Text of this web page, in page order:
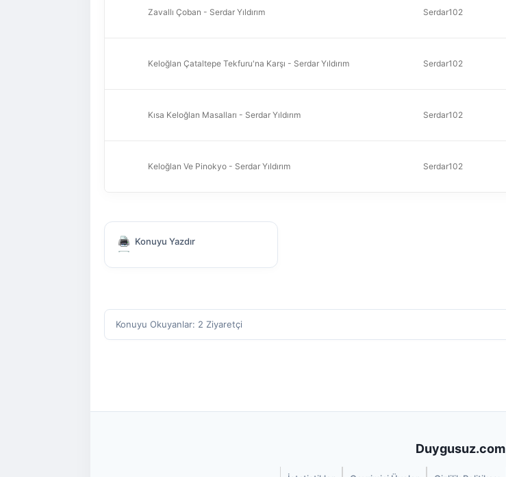
Zavallı Çoban - Serdar Yıldırım Serdar102
Keloğlan Çataltepe Tekfuru'na Karşı - Serdar Yıldırım Serdar102
Kısa Keloğlan Masalları - Serdar Yıldırım Serdar102
Keloğlan Ve Pinokyo - Serdar Yıldırım Serdar102
Konuyu Yazdır
Konuyu Okuyanlar: 2 Ziyaretçi
Duygusuz.com